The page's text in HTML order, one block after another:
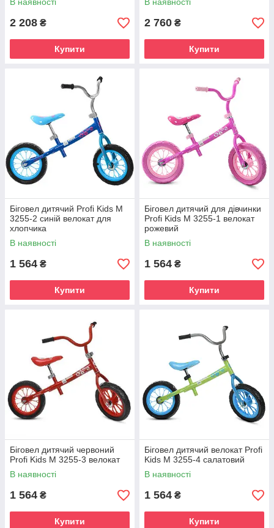
сидіння поворотне кермо
2 208 ₴
Купити
для навчання рівновазі
2 760 ₴
Купити
Біговел дитячий Profi Kids M
3255-2 синій велокат для
хлопчика
В наявності
1 564 ₴
Купити
Біговел дитячий для дівчинки
Profi Kids M 3255-1 велокат
рожевий
В наявності
1 564 ₴
Купити
Біговел дитячий червоний
Profi Kids M 3255-3 велокат
В наявності
1 564 ₴
Купити
Біговел дитячий велокат Profi
Kids M 3255-4 салатовий
В наявності
1 564 ₴
Купити